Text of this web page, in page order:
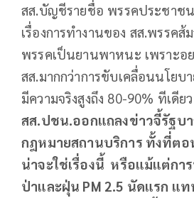
สส.บัญชีรายชื่อ พรรคประชาช
เรื่องการทำงานของ สส.พรรค
พรรคเป็นยานพาหนะ เพราะอ
สส.มากกว่าการขับเคลื่อนนโยบ
มีความจริงสูงถึง 80-90% ทีเดีย
สส.ปชน.ออกแถลงข่าวจี้รัฐบา
กฎหมายสถานบริการ ทั้งที่ตอ
น่าจะใช่เรื่องนี้ หรือแม้แต่กา
ป่าและฝุ่น PM 2.5 นัดแรก แท